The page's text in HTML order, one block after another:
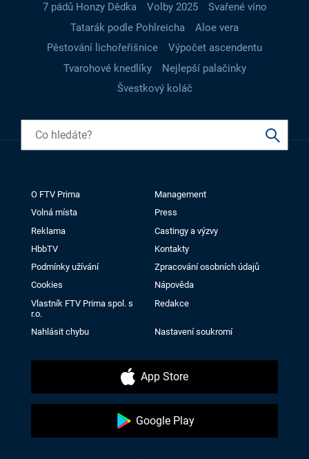
7 pádů Honzy Dědka
Volby 2025
Svařené víno
Tatarák podle Pohlreicha
Aloe vera
Pěstování lichořeřišnice
Výpočet ascendentu
Tvarohové knedlíky
Nejlepší palačinky
Švestkový koláč
O FTV Prima
Management
Volná místa
Press
Reklama
Castingy a výzvy
HbbTV
Kontakty
Podmínky užívání
Zpracování osobních údajů
Cookies
Nápověda
Vlastník FTV Prima spol. s
r.o.
Redakce
Nahlásit chybu Nastavení soukromí
App Store
Google Play